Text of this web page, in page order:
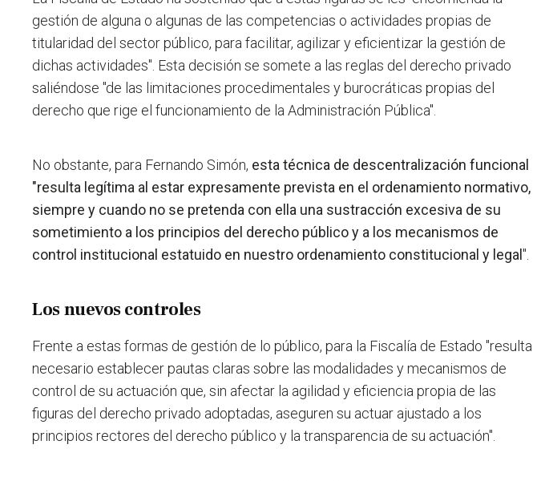
gestión de alguna o algunas de las competencias o actividades propias de
titularidad del sector público, para facilitar, agilizar y eficientizar la gestión de
dichas actividades". Esta decisión se somete a las reglas del derecho privado
saliéndose "de las limitaciones procedimentales y burocráticas propias del
derecho que rige el funcionamiento de la Administración Pública".
No obstante, para Fernando Simón, esta técnica de descentralización funcional
"resulta legítima al estar expresamente prevista en el ordenamiento normativo,
siempre y cuando no se pretenda con ella una sustracción excesiva de su
sometimiento a los principios del derecho público y a los mecanismos de
control institucional estatuido en nuestro ordenamiento constitucional y legal".
Los nuevos controles
Frente a estas formas de gestión de lo público, para la Fiscalía de Estado "resulta
necesario establecer pautas claras sobre las modalidades y mecanismos de
control de su actuación que, sin afectar la agilidad y eficiencia propia de las
figuras del derecho privado adoptadas, aseguren su actuar ajustado a los
principios rectores del derecho público y la transparencia de su actuación".